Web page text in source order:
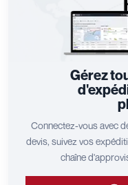
Gérez
Connectez-vous avec
devis, suivez vos
chaîne